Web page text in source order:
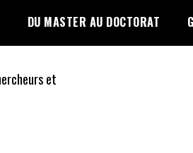
DU MASTER AU DOCTORAT